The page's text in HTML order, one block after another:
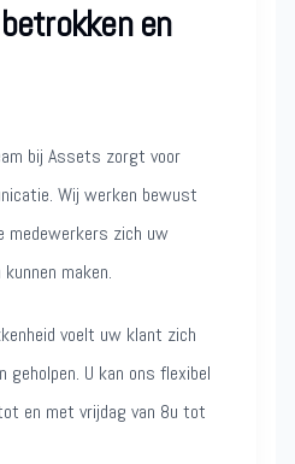
en
bij Assets zorgt voor
Wij werken bewust
medewerkers zich uw
maken.
voelt uw klant zich
geholpen. U kan ons flexibel
en met vrijdag van 8u tot